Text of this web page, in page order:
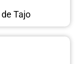
Tajo